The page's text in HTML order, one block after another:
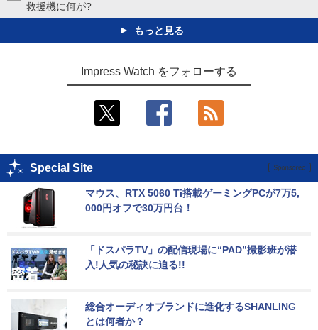
救援機に何が?
もっと見る
Impress Watch をフォローする
Special Site
マウス、RTX 5060 Ti搭載ゲーミングPCが7万5,
000円オフで30万円台！
「ドスパラTV」の配信現場に“PAD”撮影班が潜
入!人気の秘訣に迫る!!
総合オーディオブランドに進化するSHANLING
とは何者か？